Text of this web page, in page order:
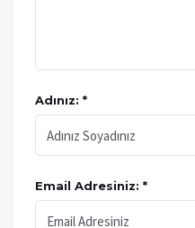
Adınız: *
Email Adresiniz: *